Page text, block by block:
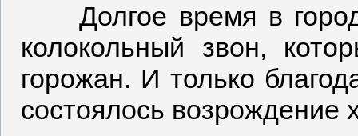
Долгое время в
колокольный звон,
горожан. И только
состоялось возрождение